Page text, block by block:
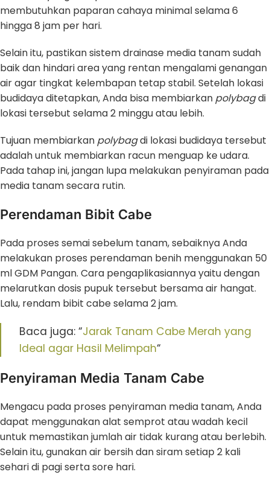
membutuhkan paparan cahaya minimal selama 6
hingga 8 jam per hari.
Selain itu, pastikan sistem drainase media tanam sudah
baik dan hindari area yang rentan mengalami genangan
air agar tingkat kelembapan tetap stabil. Setelah lokasi
budidaya ditetapkan, Anda bisa membiarkan polybagdi
lokasi tersebut selama 2 minggu atau lebih.
Tujuan membiarkan polybagdi lokasi budidaya tersebut
adalah untuk membiarkan racun menguap ke udara.
Pada tahap ini, jangan lupa melakukan penyiraman pada
media tanam secara rutin.
Perendaman Bibit Cabe
Pada proses semai sebelum tanam, sebaiknya Anda
melakukan proses perendaman benih menggunakan 50
ml GDM Pangan. Cara pengaplikasiannya yaitu dengan
melarutkan dosis pupuk tersebut bersama air hangat.
Lalu, rendam bibit cabe selama 2 jam.
Baca juga: “Jarak Tanam Cabe Merah yang
Ideal agar Hasil Melimpah“
Penyiraman Media Tanam Cabe
Mengacu pada proses penyiraman media tanam, Anda
dapat menggunakan alat semprot atau wadah kecil
untuk memastikan jumlah air tidak kurang atau berlebih.
Selain itu, gunakan air bersih dan siram setiap 2 kali
sehari di pagi serta sore hari.